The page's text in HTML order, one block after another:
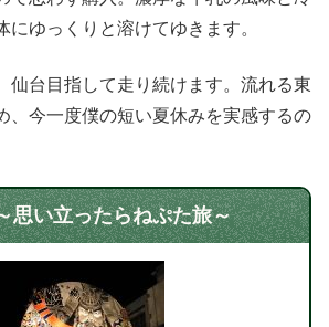
にゆっくりと溶けてゆきます。
仙台目指して走り続けます。流れる東
、今一度僕の短い夏休みを実感するの
思い立ったらねぷた旅～